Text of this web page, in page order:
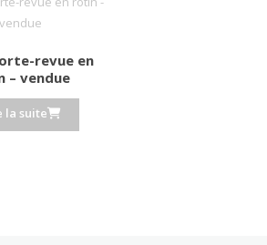
revue en
– vendue
la suite